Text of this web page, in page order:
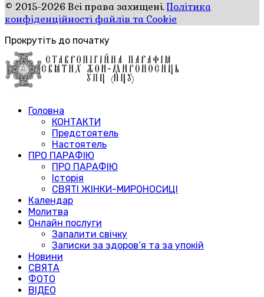
© 2015-2026 Всі права захищені.Політика
конфіденційності файлів та Cookie
Прокрутіть до початку
Головна
КОНТАКТИ
Предстоятель
Настоятель
ПРО ПАРАФІЮ
ПРО ПАРАФІЮ
Історія
СВЯТІ ЖІНКИ-МИРОНОСИЦІ
Календар
Молитва
Онлайн послуги
Запалити свічку
Записки за здоров’я та за упокій
Новини
СВЯТА
ФОТО
ВІДЕО